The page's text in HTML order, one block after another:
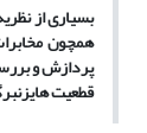
بسیاری از
همچون
پردازش و
قطعیت